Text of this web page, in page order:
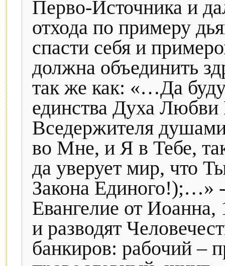
Перво-Источника и
отхода по примеру
спасти себя и
должна объединить
так же как: «…Да
единства Духа Любви
Вседержителя
во Мне, и Я в Тебе,
да уверует мир, что
Закона Единого!);…»
Евангелие от
и разводят
банкиров: рабочий –